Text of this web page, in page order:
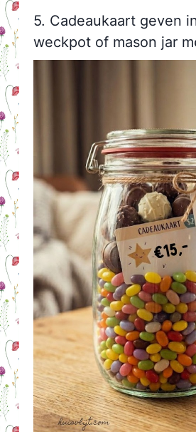
5. Cadeaukaart geven
weckpot of mason jar